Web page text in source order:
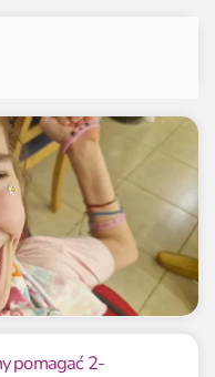
Potrzebujemy
150 000 zł
pomagać 2-